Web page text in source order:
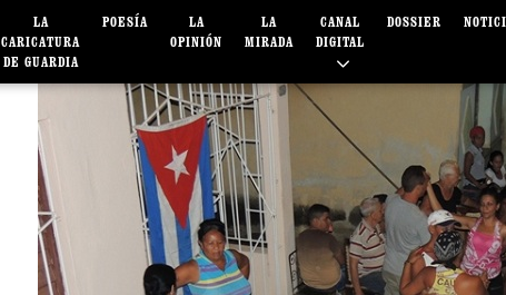
LA
CARICATURA
DE GUARDIA
POESÍA
LA
OPINIÓN
LA
MIRADA
CANAL
DIGITAL
DOSSIER